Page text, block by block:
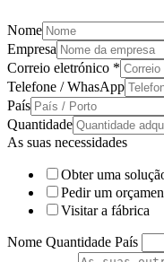
Nome
Empresa
Correio eletrónico *
Telefone / WhasApp
País
Quantidade
As suas necessidades
Obter uma
Pedir um
Visitar a fábrica
Nome Quantidade País